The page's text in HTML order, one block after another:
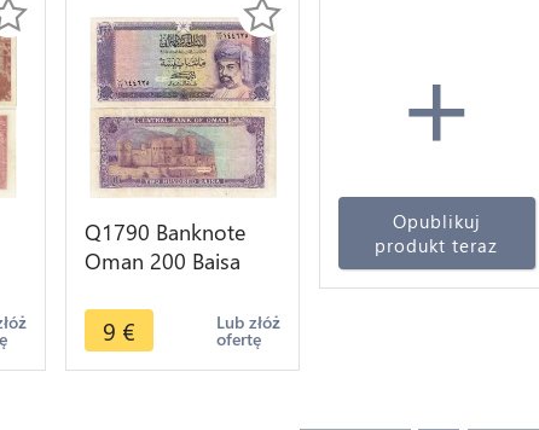
Q1790 Banknote
Oman 200 Baisa
Sa`id 1993 -> Make
offer
9 € Lub złóż
ofertę
+
Opublikuj
produkt teraz